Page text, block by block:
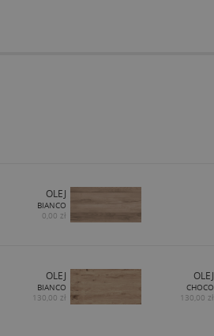
OLEJ
BIANCO
0,00 zł
OLEJ
BIANCO
130,00 zł
OLEJ
CHOCO
130,00 zł